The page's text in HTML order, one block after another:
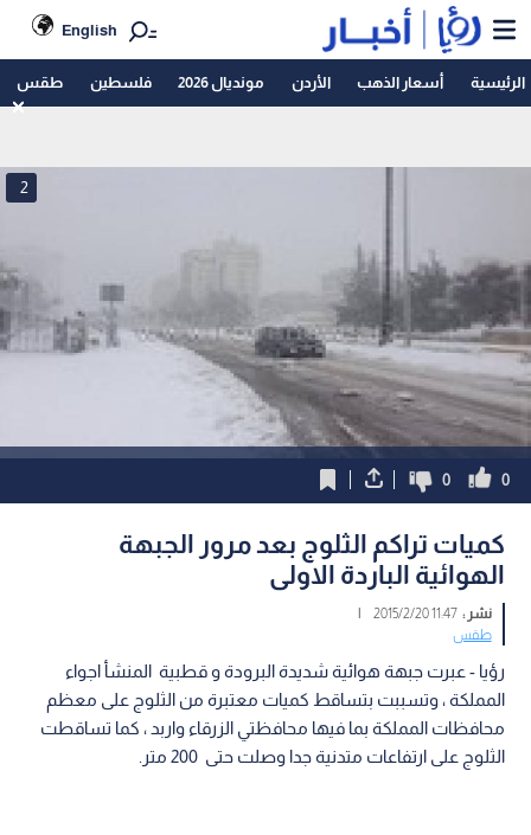
English
الرئيسية أسعار الذهب الأردن مونديال 2026 فلسطين طقس
2
0
0
كميات تراكم الثلوج بعد مرور الجبهة
الهوائية الباردة الاولى
نشر :11:47 2015/2/20
|
طقس
رؤيا - عبرت جبهة هوائية شديدة البرودة و قطبية المنشأ اجواء
المملكة ، وتسببت بتساقط كميات معتبرة من الثلوج على معظم
محافظات المملكة بما فيها محافظتي الزرقاء واربد ، كما تساقطت
الثلوج على ارتفاعات متدنية جدا وصلت حتى 200 متر.